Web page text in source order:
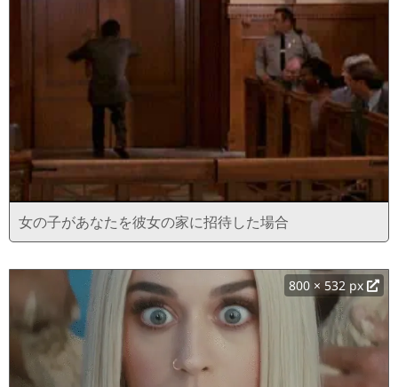
女の子があなたを彼女の家に招待した場合
800 × 532 px